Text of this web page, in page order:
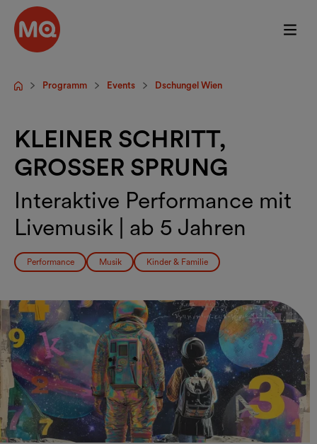
Zum Hauptinhalt springen
StartseiteProgramm Events Dschungel Wien
KLEINER SCHRITT,
GROSSER SPRUNG
Interaktive Performance mit
Livemusik | ab 5 Jahren
Performance Musik Kinder & Familie